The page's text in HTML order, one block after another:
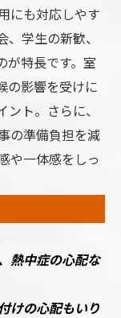
にも対応しやす
学生の新歓、
が特長です。室
の影響を受けに
ト。さらに、
の準備負担を減
や一体感をしっ
熱中症の心配な
けの心配もいり